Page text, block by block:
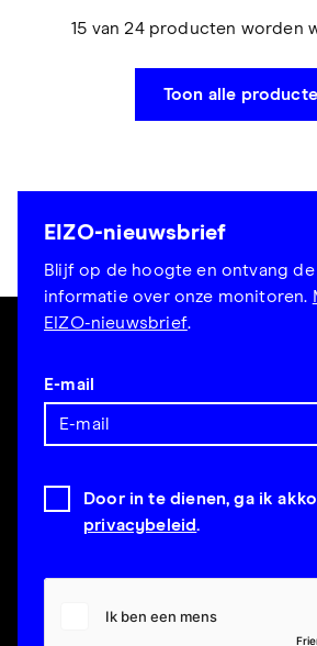
15 van 24 producten worden
Toon alle
EIZO-nieuwsbrief
Blijf op de hoogte en ontvang
informatie over onze monitoren.
EIZO-nieuwsbrief.
E-mail
Door in te dienen, ga ik
privacybeleid.